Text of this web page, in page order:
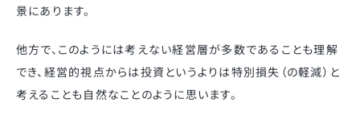
景にあります。
他方で、このようには考えない経営層が多数であることも理解
でき、経営的視点からは投資というよりは特別損失（の軽減）と
考えることも自然なことのように思います。